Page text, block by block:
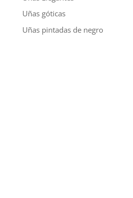
Uñas góticas
Uñas pintadas de negro